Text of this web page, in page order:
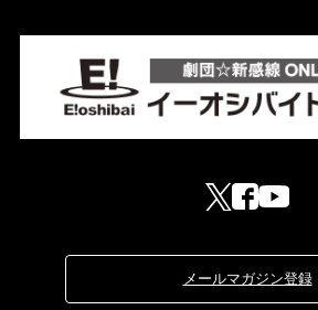
メールマガジン登録